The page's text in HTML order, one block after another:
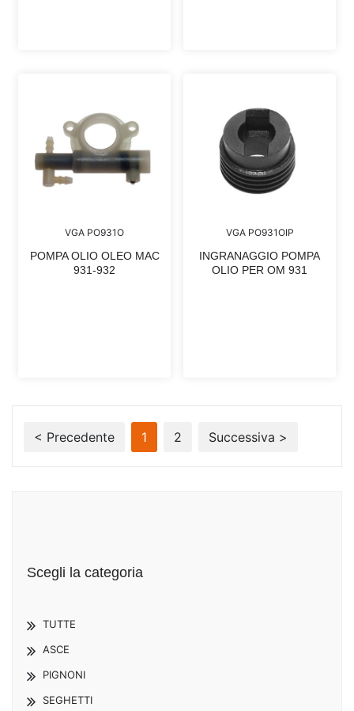
VGA PO931O
POMPA OLIO OLEO MAC
931-932
VGA PO931OIP
INGRANAGGIO POMPA
OLIO PER OM 931
< Precedente 1 2 Successiva >
Scegli la categoria
TUTTE
ASCE
PIGNONI
SEGHETTI